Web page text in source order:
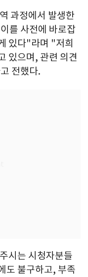
과정에서 발생한
를 사전에 바로잡
있다"라며 "저희
있으며, 관련 의견
전했다.
시는 시청자분들
도 불구하고, 부족